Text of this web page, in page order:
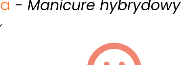
- Manicure hybrydowy